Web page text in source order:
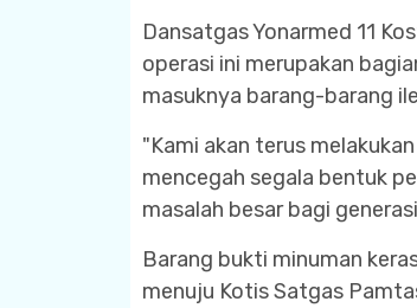
Dansatgas Yonarmed 11
operasi ini merupakan
masuknya barang-barang
"Kami akan terus
mencegah segala bentuk
masalah besar bagi
Barang bukti minuman
menuju Kotis Satgas